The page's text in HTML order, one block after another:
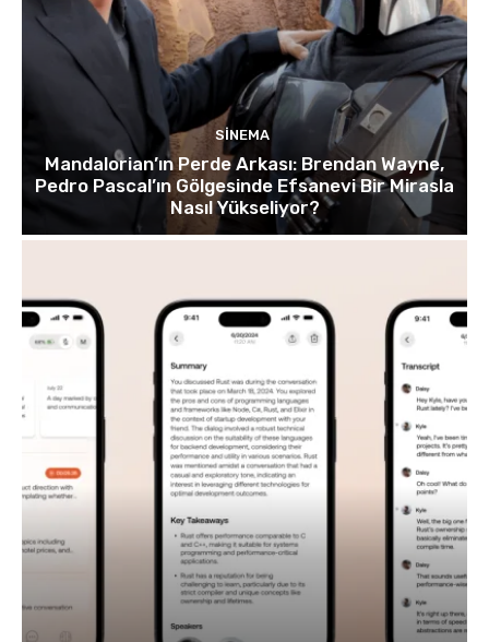
SINEMA
Mandalorian’ın Perde Arkası: Brendan Wayne,
Pedro Pascal’ın Gölgesinde Efsanevi Bir Mirasla
Nasıl Yükseliyor?